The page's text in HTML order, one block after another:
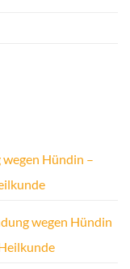
Hündin –
wegen Hündin